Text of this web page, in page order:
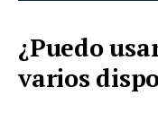
¿Puedo
varios